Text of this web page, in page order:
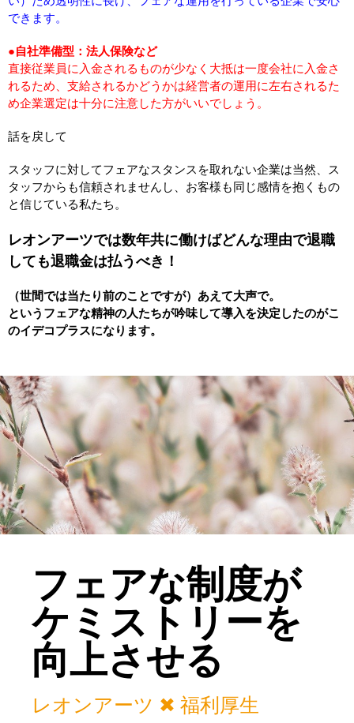
できます。
●自社準備型：法人保険など
直接従業員に入金されるものが少なく大抵は一度会社に入金さ
れるため、支給されるかどうかは経営者の運用に左右されるた
め企業選定は十分に注意した方がいいでしょう。
話を戻して
スタッフに対してフェアなスタンスを取れない企業は当然、ス
タッフからも信頼されませんし、お客様も同じ感情を抱くもの
と信じている私たち。
レオンアーツでは数年共に働けばどんな理由で退職
しても退職金は払うべき！
（世間では当たり前のことですが）あえて大声で。
というフェアな精神の人たちが吟味して導入を決定したのがこ
のイデコプラスになります。
フェアな制度が
ケミストリーを
向上させる
レオンアーツ ✖ 福利厚生